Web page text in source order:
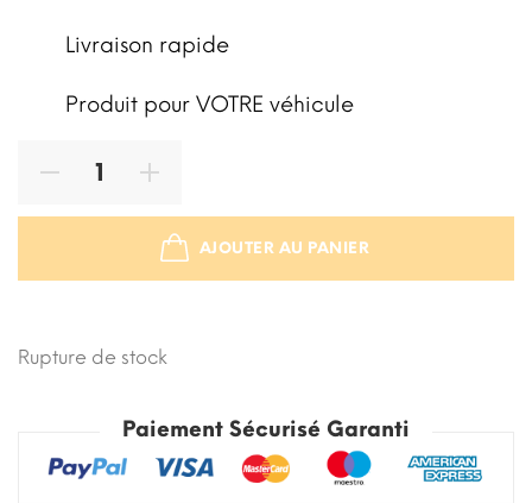
Livraison rapide
Produit pour VOTRE véhicule
AJOUTER AU PANIER
Rupture de stock
Paiement Sécurisé Garanti